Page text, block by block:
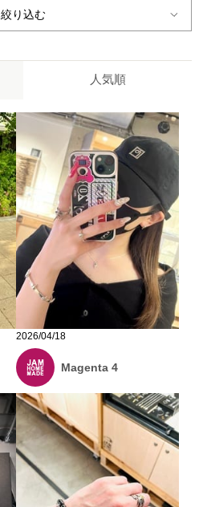
絞り込む
人気順
2026/04/18
Magenta 4